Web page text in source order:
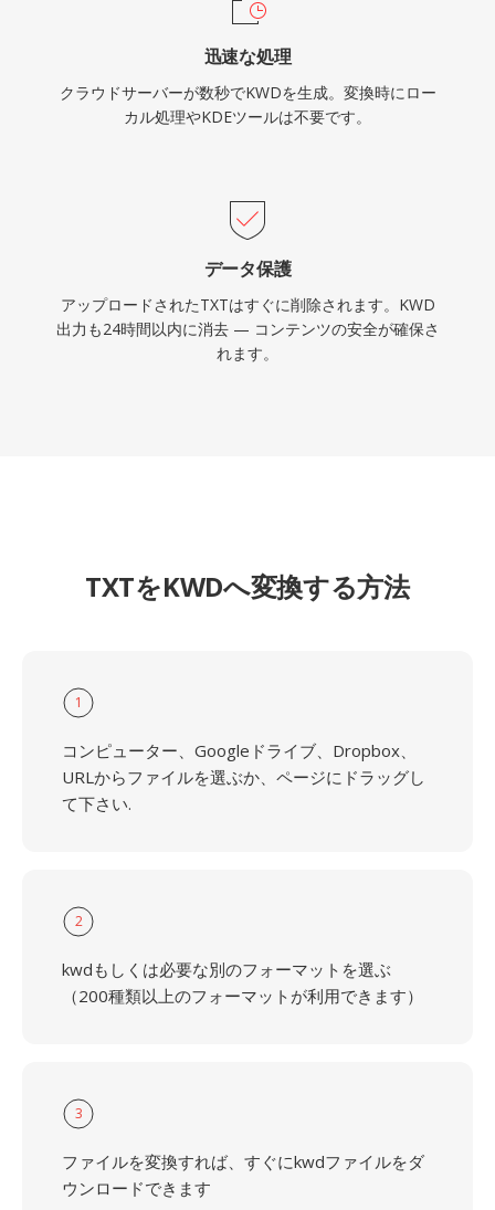
迅速な処理
クラウドサーバーが数秒でKWDを生成。変換時にロー
カル処理やKDEツールは不要です。
データ保護
アップロードされたTXTはすぐに削除されます。KWD
出力も24時間以内に消去 — コンテンツの安全が確保さ
れます。
TXTをKWDへ変換する方法
1
コンピューター、Googleドライブ、Dropbox、
URLからファイルを選ぶか、ページにドラッグし
て下さい.
2
kwdもしくは必要な別のフォーマットを選ぶ
（200種類以上のフォーマットが利用できます）
3
ファイルを変換すれば、すぐにkwdファイルをダ
ウンロードできます